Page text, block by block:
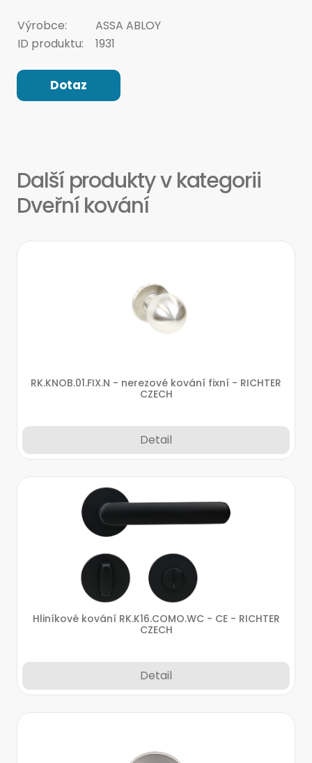
Výrobce:
ASSA ABLOY
ID produktu:
1931
Dotaz
Další produkty v kategorii
Dveřní kování
RK.KNOB.01.FIX.N - nerezové kování fixní - RICHTER
CZECH
Detail
Hliníkové kování RK.K16.COMO.WC - CE - RICHTER
CZECH
Detail